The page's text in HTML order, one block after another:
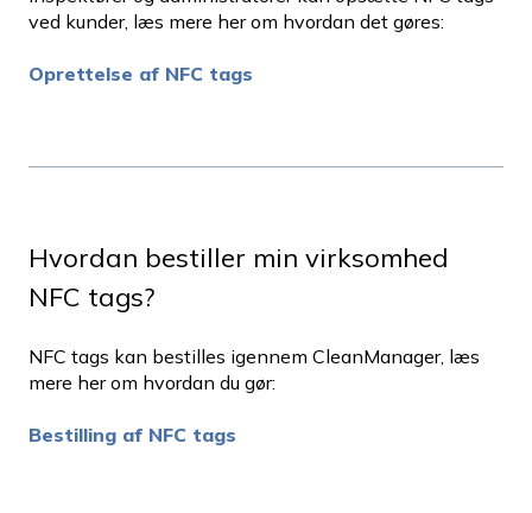
ved kunder, læs mere her om hvordan det gøres:
Oprettelse af NFC tags
Hvordan bestiller min virksomhed
NFC tags?
NFC tags kan bestilles igennem CleanManager, læs
mere her om hvordan du gør:
Bestilling af NFC tags